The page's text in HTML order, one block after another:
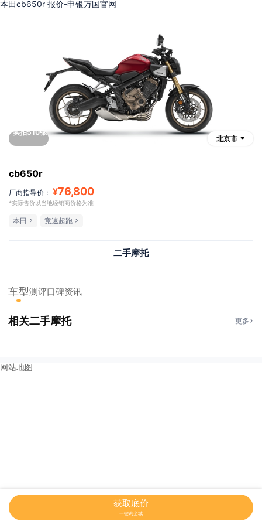
本田cb650r 报价-申银万国官网
实拍510张
北京市
cb650r
厂商指导价： ¥76,800
*实际售价以当地经销商价格为准
本田 竞速超跑
二手摩托
车型测评口碑资讯
相关二手摩托 更多
获取底价
一键询全城
网站地图